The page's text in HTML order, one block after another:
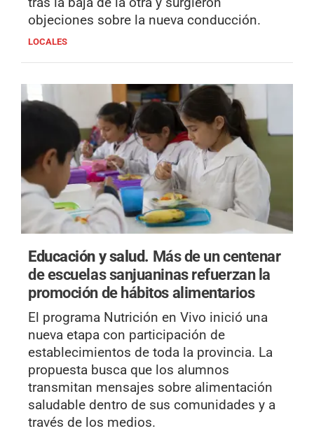
objeciones sobre la nueva conducción.
LOCALES
Educación y salud. Más de un centenar
de escuelas sanjuaninas refuerzan la
promoción de hábitos alimentarios
El programa Nutrición en Vivo inició una
nueva etapa con participación de
establecimientos de toda la provincia. La
propuesta busca que los alumnos
transmitan mensajes sobre alimentación
saludable dentro de sus comunidades y a
través de los medios.